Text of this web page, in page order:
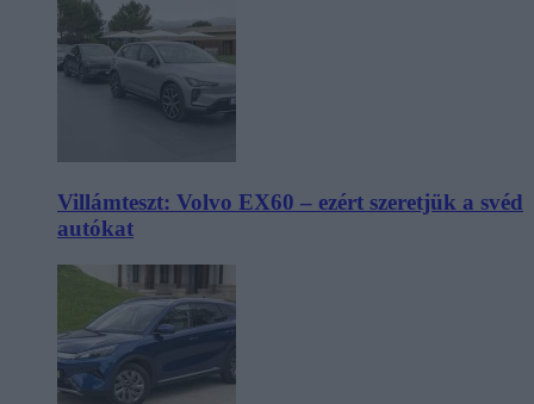
Villámteszt: Volvo EX60 – ezért szeretjük a svéd
autókat